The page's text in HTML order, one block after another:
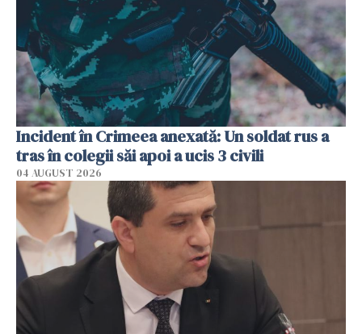
Incident în Crimeea anexată: Un soldat rus a
tras în colegii săi apoi a ucis 3 civili
04 AUGUST 2026